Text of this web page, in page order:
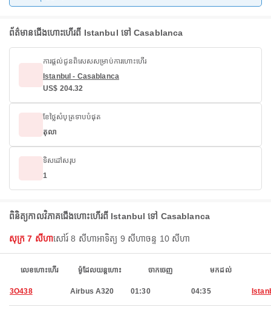
ព័ត៌មានជើងហោះហើរពី Istanbul ទៅ Casablanca
ការផ្តល់ជូនពិសេសសម្រាប់ការហោះហើរ
Istanbul - Casablanca
US$ 204.32
ខែថ្លៃសំបុត្រទាបបំផុត
តុលា
ទិសដៅសរុប
1
ពិនិត្យកាលវិភាគជើងហោះហើរពី Istanbul ទៅ Casablanca
សុក្រ 7 សីហាសៅរ៍ 8 សីហាអាទិត្យ 9 សីហាចន្ទ 10 សីហា
លេខហោះហើរ ម៉ូដែលយន្តហោះ ចាកចេញ មកដល់
3O438 Airbus A320 01:30 04:35